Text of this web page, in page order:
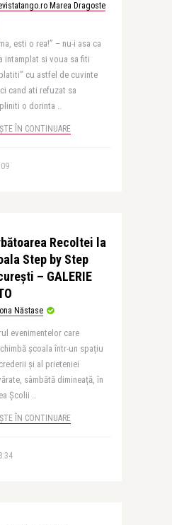
Marea Dragoste
esti o rea!” – nu-i asa ca
intamplat si voua sa fiti
cu astfel de cuvinte
cand ati refuzat sa
o dorinta ..
ÎN CONTINUARE
Recoltei la
Step by Step
– GALERIE
Ilona Năstase
evenimentelor care
școala într-un spațiu
și al prieteniei
sâmbătă dimineață, în
Școlii ..
ÎN CONTINUARE